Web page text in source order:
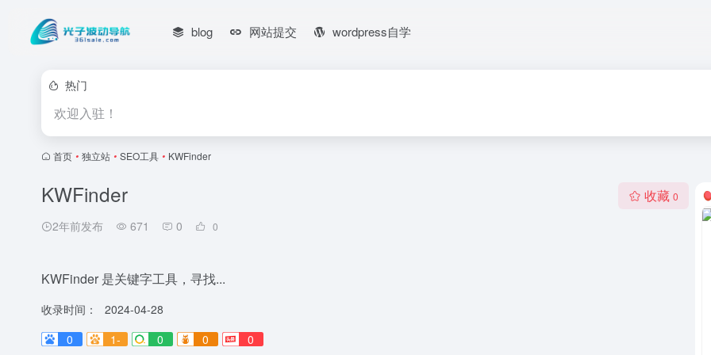
blog 网站提交 wordpress自学
热门
欢迎入驻！
首页 • 独立站 • SEO工具 • KWFinder
KWFinder
2年前发布 671 0 0
收藏 0
KWFinder 是关键字工具，寻找...
收录时间：
2024-04-28
0
1- 0 0 0